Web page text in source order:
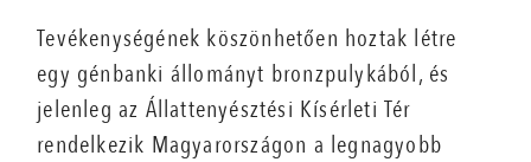
Tevékenységének köszönhetően hoztak létre
egy génbanki állományt bronzpulykából, és
jelenleg az Állattenyésztési Kísérleti Tér
rendelkezik Magyarországon a legnagyobb